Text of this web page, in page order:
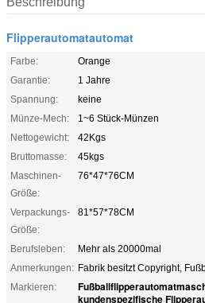
Flipperautomatautomat
Farbe:
Orange
Garantie:
1 Jahre
Spannung:
keine
Münze-Mech:
1~6 Stück-Münzen
Nettogewicht:
42Kgs
Bruttomasse:
45kgs
Maschinen-
Größe:
76*47*76CM
Verpackungs-
Größe:
81*57*78CM
Berufsleben:
Mehr als 20000mal
Anmerkungen: Fabrik besitzt Copyright,
Markieren:
kundenspezifische